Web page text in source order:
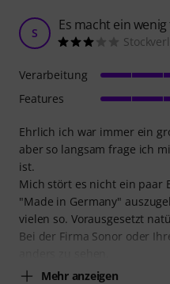
S Es macht ein
Ehrlich ich war immer ein
aber so langsam frage ich
ist.
Mich stört es nicht ein paar
"Made in Germany"
vielen so. Vorausgesetzt
Bei der Firma Sonor oder
Mehr anzeigen
Verarbeitung
Features